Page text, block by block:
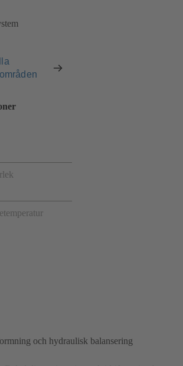
och hydraulisk balansering